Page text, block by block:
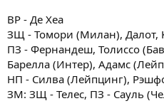
ВР - Де Хеа
ЗЩ - Томори (Милан), Далот,
ПЗ - Фернандеш, Толиссо
Барелла (Интер), Адамс
НП - Силва (Лейпцинг),
ЗМ: ЗЩ - Телес, ПЗ - Сауль